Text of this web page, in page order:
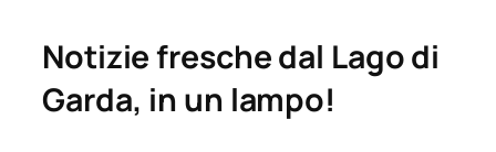
Notizie fresche dal Lago di
Garda, in un lampo!